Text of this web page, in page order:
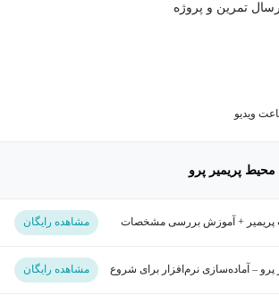
پریمیر پرو
+ آموزش بررسی مشخصات
مشاهده رایگان
پرو – آماده‌سازی نرم‌افزار برای شروع
مشاهده رایگان